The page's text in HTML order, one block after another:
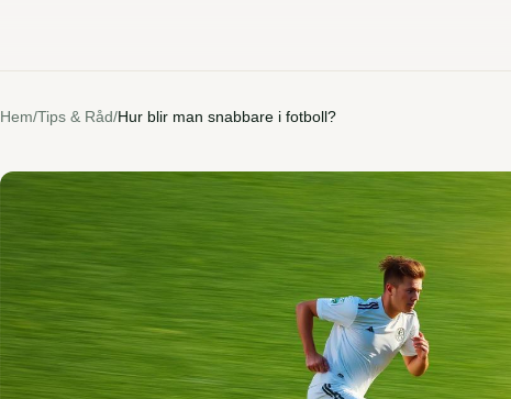
Hem/Tips & Råd/Hur blir man snabbare i fotboll?